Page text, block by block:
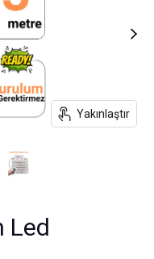
Yakınlaştır
Led